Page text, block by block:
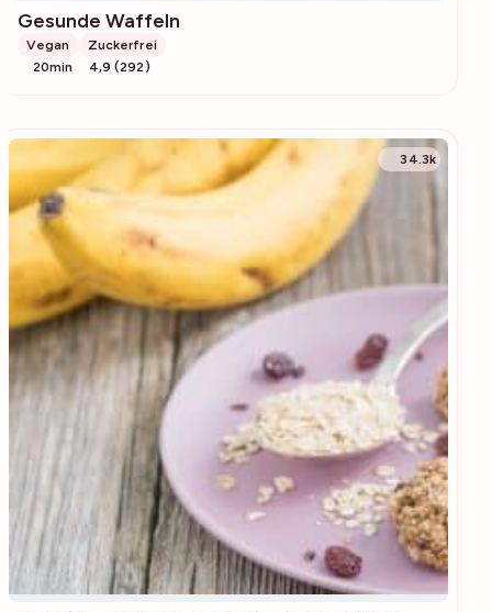
Gesunde Waffeln
Vegan
Zuckerfrei
20min
4,9 (292)
34.3k